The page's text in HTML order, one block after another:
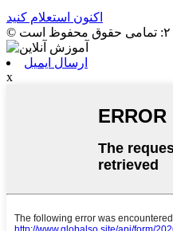
اکنون استعلام کنید
ارسال ایمیل
x